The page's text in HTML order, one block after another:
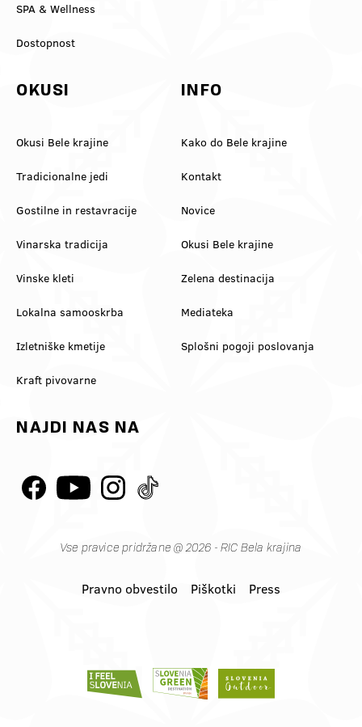
SPA & Wellness
Dostopnost
OKUSI
Okusi Bele krajine
Tradicionalne jedi
Gostilne in restavracije
Vinarska tradicija
Vinske kleti
Lokalna samooskrba
Izletniške kmetije
Kraft pivovarne
INFO
Kako do Bele krajine
Kontakt
Novice
Okusi Bele krajine
Zelena destinacija
Mediateka
Splošni pogoji poslovanja
NAJDI NAS NA
Vse pravice pridržane @ 2026 - RIC Bela krajina
Pravno obvestilo Piškotki Press